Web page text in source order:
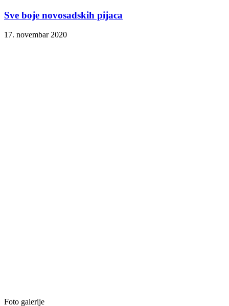
Sve boje novosadskih pijaca
17. novembar 2020
Foto galerije